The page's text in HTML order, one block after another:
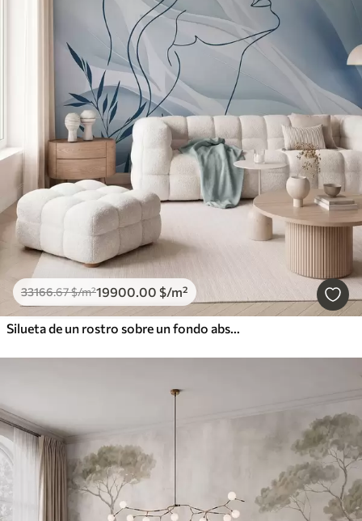
33166.67$/m²19900.00 $/m²
Silueta de un rostro sobre un fondo abstracto